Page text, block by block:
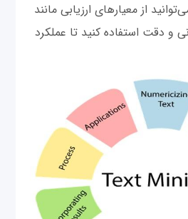
از معیارهای ارزیابی مانند
و دقت استفاده کنید تا عملکرد